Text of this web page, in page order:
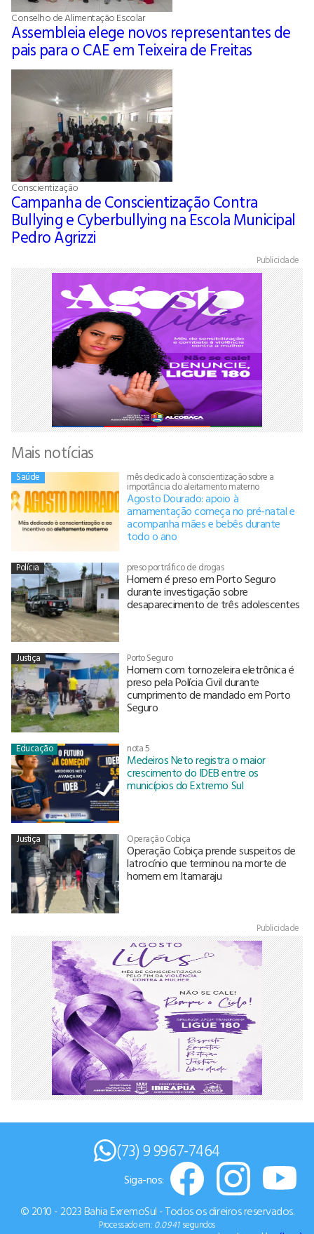
Conselho de Alimentação Escolar
Assembleia elege novos representantes de
pais para o CAE em Teixeira de Freitas
Conscientização
Campanha de Conscientização Contra
Bullying e Cyberbullying na Escola Municipal
Pedro Agrizzi
Publicidade
Mais notícias
Saúde mês dedicado à conscientização sobre a
importância do aleitamento materno
Agosto Dourado: apoio à
amamentação começa no pré-natal e
acompanha mães e bebês durante
todo o ano
Polícia preso por tráfico de drogas
Homem é preso em Porto Seguro
durante investigação sobre
desaparecimento de três adolescentes
Justiça Porto Seguro
Homem com tornozeleira eletrônica é
preso pela Polícia Civil durante
cumprimento de mandado em Porto
Seguro
Educação nota 5
Medeiros Neto registra o maior
crescimento do IDEB entre os
municípios do Extremo Sul
Justiça Operação Cobiça
Operação Cobiça prende suspeitos de
latrocínio que terminou na morte de
homem em Itamaraju
Publicidade
(73) 9 9967-7464
© 2010 - 2023 Bahia ExremoSul - Todos os direiros reservados.
Processado em: 0.0941 segundos
Siga-nos: